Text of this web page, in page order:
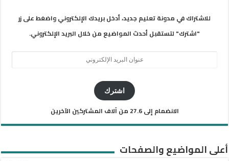
للاشتراك في مدونة تعليم جديد، أدخل بريدك الإلكتروني واضغط على زر
"اشترك" لتستقبل أحدث المواضيع من خلال البريد الإلكتروني.
اشترك
الانضمام إلى 27.6 من آلاف المشتركين الآخرين
أعلى المواضيع والصفحات